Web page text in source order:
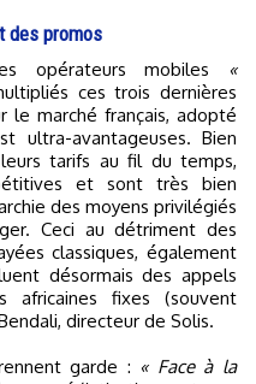
des promos
opérateurs mobiles
«
ces trois dernières
le marché français, adopté
ultra-avantageuses. Bien
tarifs au fil du temps,
et sont très bien
des moyens privilégiés
Ceci au détriment des
classiques, également
désormais des appels
africaines fixes (souvent
directeur de Solis.
garde : « Face à la